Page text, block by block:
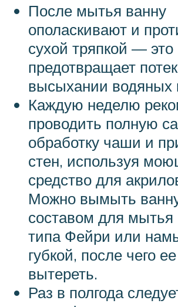
После мытья ванну
ополаскивают и
сухой тряпкой — это
предотвращает
высыхании водяных
Каждую неделю
проводить полную
обработку чаши и
стен, используя
средство для
Можно вымыть
составом для мытья
типа Фейри или
губкой, после чего
вытереть.
Раз в полгода